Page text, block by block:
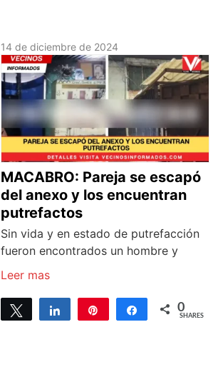
14 de diciembre de 2024
MACABRO: Pareja se escapó
del anexo y los encuentran
putrefactos
Sin vida y en estado de putrefacción
fueron encontrados un hombre y
Leer mas
Tweet Share Share 0
SHARES